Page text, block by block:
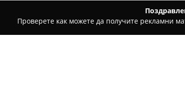
Проверете как можете да получите рекламни